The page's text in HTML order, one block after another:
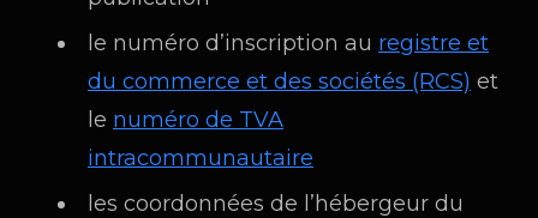
le numéro d’inscription au registre et
du commerce et des sociétés (RCS) et
le numéro de TVA
intracommunautaire
les coordonnées de l’hébergeur du